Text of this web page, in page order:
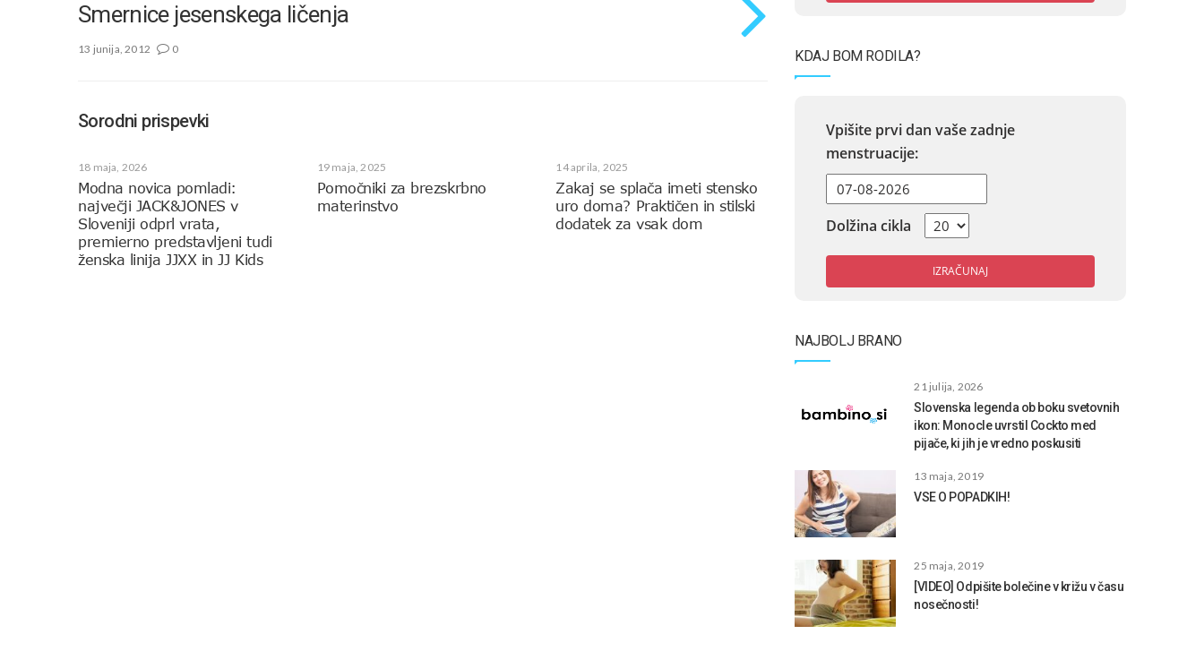
Smernice jesenskega ličenja
13 junija, 2012 0
Sorodni prispevki
18 maja, 2026
Modna novica pomladi:
največji JACK&JONES v
Sloveniji odprl vrata,
premierno predstavljeni tudi
ženska linija JJXX in JJ Kids
19 maja, 2025
Pomočniki za brezskrbno
materinstvo
14 aprila, 2025
Zakaj se splača imeti stensko
uro doma? Praktičen in stilski
dodatek za vsak dom
KDAJ BOM RODILA?
Vpišite prvi dan vaše zadnje
menstruacije:
Dolžina cikla
IZRAČUNAJ
NAJBOLJ BRANO
21 julija, 2026
Slovenska legenda ob boku svetovnih
ikon: Monocle uvrstil Cockto med
pijače, ki jih je vredno poskusiti
13 maja, 2019
VSE O POPADKIH!
25 maja, 2019
[VIDEO] Odpišite bolečine v križu v času
nosečnosti!